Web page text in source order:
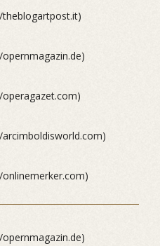
theblogartpost.it)